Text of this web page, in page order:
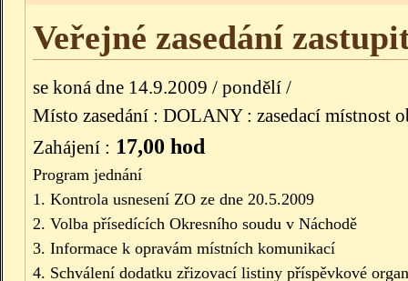
Veřejné zasedání
se koná dne 14.9.2009 / pondělí /
Místo zasedání : DOLANY : zasedací místnost
Zahájení : 17,00 hod
Program jednání
1. Kontrola usnesení ZO ze dne 20.5.2009
2. Volba přísedících Okresního soudu v Náchodě
3. Informace k opravám místních komunikací
4. Schválení dodatku zřizovací listiny příspěvkové